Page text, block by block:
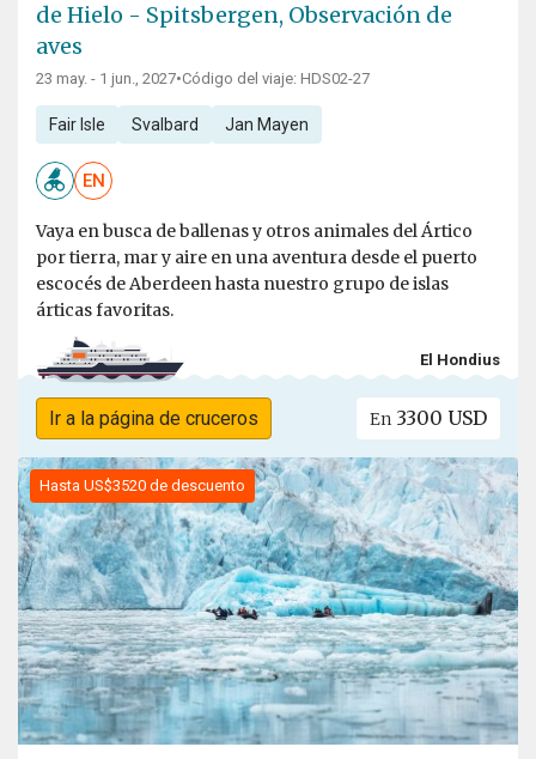
de Hielo - Spitsbergen, Observación de
aves
23 may. - 1 jun., 2027•Código del viaje: HDS02-27
Fair Isle Svalbard Jan Mayen
EN
Vaya en busca de ballenas y otros animales del Ártico
por tierra, mar y aire en una aventura desde el puerto
escocés de Aberdeen hasta nuestro grupo de islas
árticas favoritas.
El Hondius
Ir a la página de cruceros En 3300 USD
Hasta US$3520 de descuento